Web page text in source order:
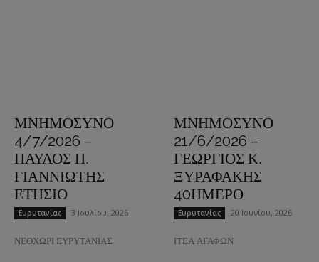
ΜΝΗΜΟΣΥΝΟ
4/7/2026 –
ΠΑΥΛΟΣ Π.
ΓΙΑΝΝΙΩΤΗΣ
ΕΤΗΣΙΟ
Ευρυτανίας 3 Ιουλίου, 2026
ΝΕΟΧΩΡΙ ΕΥΡΥΤΑΝΙΑΣ
ΜΝΗΜΟΣΥΝΟ
21/6/2026 –
ΓΕΩΡΓΙΟΣ Κ.
ΞΥΡΑΦΑΚΗΣ
40ΗΜΕΡΟ
Ευρυτανίας 20 Ιουνίου, 2026
ΙΤΕΑ ΑΓΑΦΩΝ